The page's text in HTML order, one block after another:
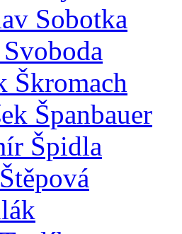
Sobotka
Škromach
Španbauer
Špidla